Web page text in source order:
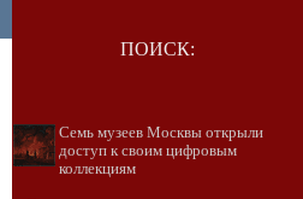
ПОИСК:
Семь музеев Москвы открыли
доступ к своим цифровым
коллекциям